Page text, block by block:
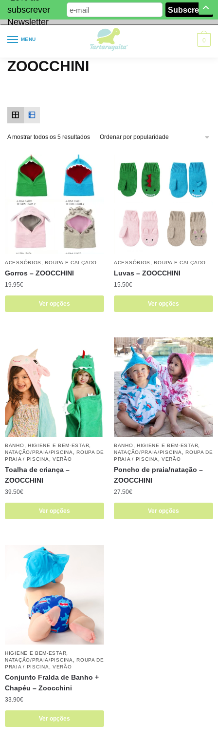
subscrever
Newsletter
MENU 0
ZOOCCHINI
A mostrar todos os 5 resultados
ACESSÓRIOS ,ROUPA E CALÇADO
Gorros – ZOOCCHINI
19.95€
Ver opções
ACESSÓRIOS ,ROUPA E CALÇADO
Luvas – ZOOCCHINI
15.50€
Ver opções
BANHO HIGIENE E BEM-ESTAR
NATAÇÃO/PRAIA/PISCINA ,ROUPA DE
PRAIA / PISCINA
VERÃO
Toalha de criança –
ZOOCCHINI
39.50€
Ver opções
BANHO HIGIENE E BEM-ESTAR
NATAÇÃO/PRAIA/PISCINA ,ROUPA DE
PRAIA / PISCINA
VERÃO
Poncho de praia/natação –
ZOOCCHINI
27.50€
Ver opções
HIGIENE E BEM-ESTAR
NATAÇÃO/PRAIA/PISCINA ,ROUPA DE
PRAIA / PISCINA
VERÃO
Conjunto Fralda de Banho +
Chapéu – Zoocchini
33.90€
Ver opções